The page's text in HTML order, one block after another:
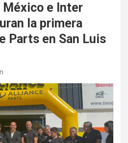
México e Inter
la primera
Parts en San Luis